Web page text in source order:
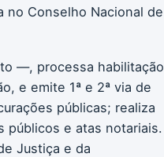
no Conselho Nacional de
—, processa habilitação
e emite 1ª e 2ª via de
públicas; realiza
públicos e atas notariais.
Justiça e da